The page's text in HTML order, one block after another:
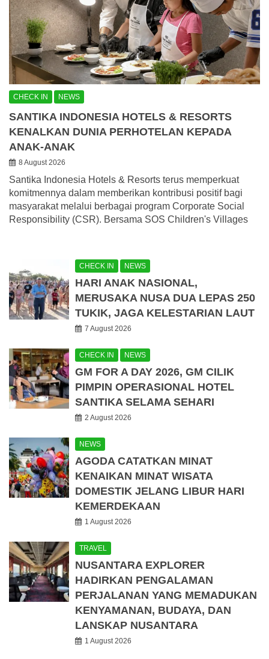
CHECK IN NEWS
SANTIKA INDONESIA HOTELS & RESORTS
KENALKAN DUNIA PERHOTELAN KEPADA
ANAK-ANAK
8 August 2026
Santika Indonesia Hotels & Resorts terus memperkuat
komitmennya dalam memberikan kontribusi positif bagi
masyarakat melalui berbagai program Corporate Social
Responsibility (CSR). Bersama SOS Children's Villages
CHECK IN NEWS
HARI ANAK NASIONAL,
MERUSAKA NUSA DUA LEPAS 250
TUKIK, JAGA KELESTARIAN LAUT
7 August 2026
CHECK IN NEWS
GM FOR A DAY 2026, GM CILIK
PIMPIN OPERASIONAL HOTEL
SANTIKA SELAMA SEHARI
2 August 2026
NEWS
AGODA CATATKAN MINAT
KENAIKAN MINAT WISATA
DOMESTIK JELANG LIBUR HARI
KEMERDEKAAN
1 August 2026
TRAVEL
NUSANTARA EXPLORER
HADIRKAN PENGALAMAN
PERJALANAN YANG MEMADUKAN
KENYAMANAN, BUDAYA, DAN
LANSKAP NUSANTARA
1 August 2026